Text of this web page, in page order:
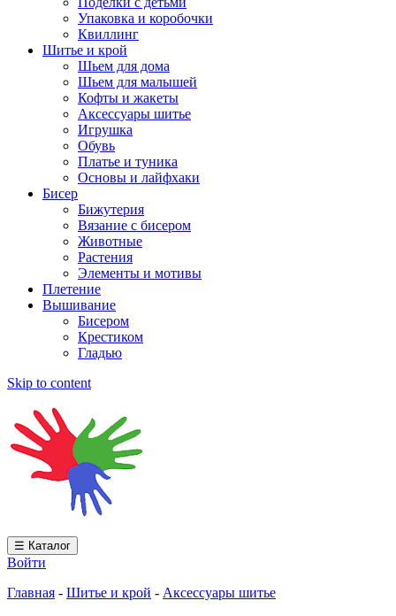
Упаковка и коробочки
Квиллинг
Шитье и крой
Шьем для дома
Шьем для малышей
Кофты и жакеты
Аксессуары шитье
Игрушка
Обувь
Платье и туника
Основы и лайфхаки
Бисер
Бижутерия
Вязание с бисером
Животные
Растения
Элементы и мотивы
Плетение
Вышивание
Бисером
Крестиком
Гладью
Skip to content
☰ Каталог
Войти
Главная - Шитье и крой - Аксессуары шитье